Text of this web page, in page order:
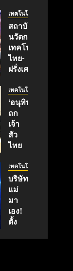
เทคโนโลยี
สถาบัน
นวัตกรรม
เทคโนโลยี
ไทย-
ฝรั่งเศส
มจพ.ฉลอง
36 ปี
แห่ง
ความ
ร่วม
มือ
ฝรั่งเศส
เดิน
หน้า
ขับ
เคลื่อน
นวัตกรรม
อนาคต
เทคโนโลยี
‘อนุทิน’
ถก
เจ้า
สัว
ไทย
ประชาชาติ
ธุรกิจ
|
LINE
TODAY
18, 2026
เทคโนโลยี
บริษัท
แม่
มา
เอง!
ตั้ง